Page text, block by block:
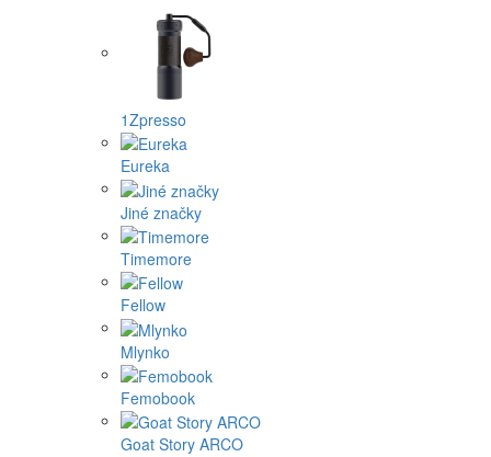
1Zpresso
Eureka
Jiné značky
Timemore
Fellow
Mlynko
Femobook
Goat Story ARCO